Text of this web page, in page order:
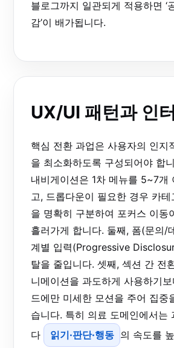
블로그까지 일관되게 적용하면 ‘
감’이 배가됩니다.
UX/UI 패턴과 인
핵심 전환 과업은 사용자의 인지
을 최소화하도록 구성되어야 합
내비게이션은 1차 메뉴를 5~7개
고, 드롭다운이 필요한 경우 카
을 명확히 구분하여 포커스 이동
흘러가게 합니다. 둘째, 폼(문의/
계별 입력(Progressive
탈을 줄입니다. 셋째, 섹션 간 전
니메이션을 과도하게 사용하기
드에만 미세한 모션을 주어 집중
습니다. 특히 의료 도메인에서는
다
읽기·판단·행동 의 속도를